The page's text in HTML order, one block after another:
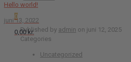
0
0,00 kr.
Hello world!
juni 13, 2022
Published by admin on juni 12, 2025
Categories
Uncategorized